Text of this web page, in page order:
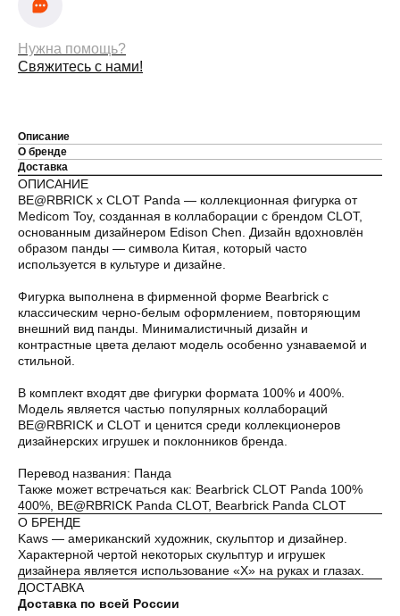
Нужна помощь?
Свяжитесь с нами!
Описание
О бренде
Доставка
ОПИСАНИЕ
BE@RBRICK x CLOT Panda — коллекционная фигурка от
Medicom Toy, созданная в коллаборации с брендом CLOT,
основанным дизайнером Edison Chen. Дизайн вдохновлён
образом панды — символа Китая, который часто
используется в культуре и дизайне.
Фигурка выполнена в фирменной форме Bearbrick с
классическим черно-белым оформлением, повторяющим
внешний вид панды. Минималистичный дизайн и
контрастные цвета делают модель особенно узнаваемой и
стильной.
В комплект входят две фигурки формата 100% и 400%.
Модель является частью популярных коллабораций
BE@RBRICK и CLOT и ценится среди коллекционеров
дизайнерских игрушек и поклонников бренда.
Перевод названия: Панда
Также может встречаться как: Bearbrick CLOT Panda 100%
400%, BE@RBRICK Panda CLOT, Bearbrick Panda CLOT
О БРЕНДЕ
Kaws — американский художник, скульптор и дизайнер.
Характерной чертой некоторых скульптур и игрушек
дизайнера является использование «X» на руках и глазах.
ДОСТАВКА
Доставка по всей России